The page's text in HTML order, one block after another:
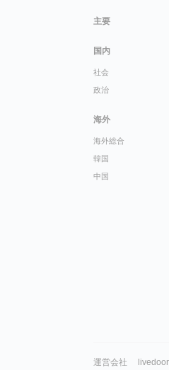
主要
国内
社会
政治
海外
海外総合
韓国
中国
運営会社